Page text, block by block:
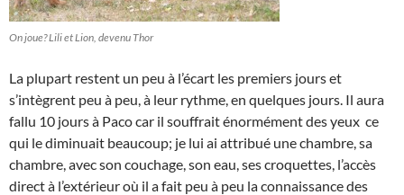
On joue? Lili et Lion, devenu Thor
La plupart restent un peu à l’écart les premiers jours et
s’intègrent peu à peu, à leur rythme, en quelques jours. Il aura
fallu 10 jours à Paco car il souffrait énormément des yeux ce
qui le diminuait beaucoup; je lui ai attribué une chambre, sa
chambre, avec son couchage, son eau, ses croquettes, l’accès
direct à l’extérieur où il a fait peu à peu la connaissance des